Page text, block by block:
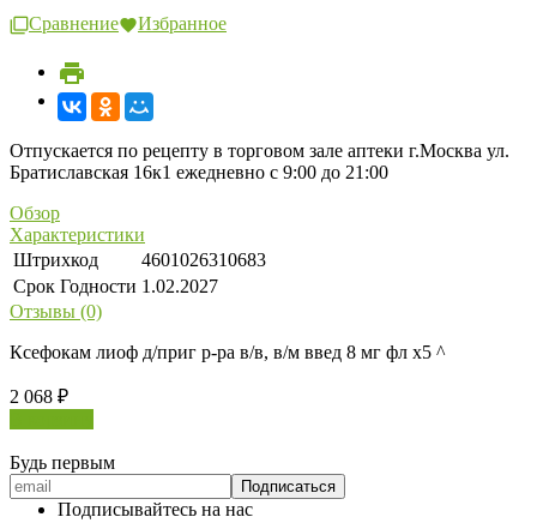
Сравнение Избранное
Отпускается по рецепту в торговом зале аптеки г.Москва ул.
Братиславская 16к1 ежедневно с 9:00 до 21:00
Обзор
Характеристики
Штрихкод
4601026310683
Срок Годности 1.02.2027
Отзывы (0)
Ксефокам лиоф д/приг р-ра в/в, в/м введ 8 мг фл х5 ^
2 068 ₽
Будь первым
Подписывайтесь на нас